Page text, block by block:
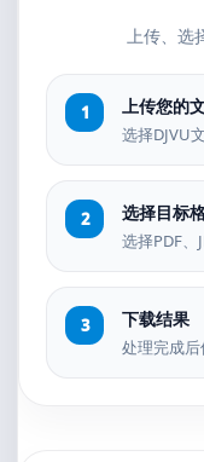
上传、选
上传您的文
选择DJVU
选择目标
选择PDF、
下载结果
处理完成后